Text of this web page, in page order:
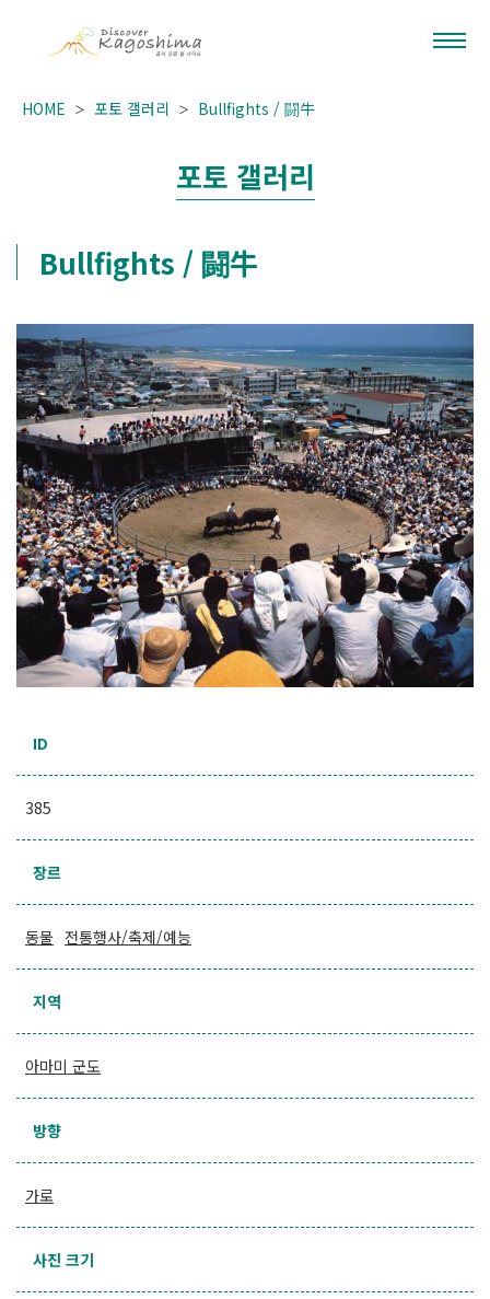
HOME 포토 갤러리 Bullfights / 闘牛
포토 갤러리
Bullfights / 闘牛
ID
385
장르
동물 전통행사/축제/예능
지역
아마미 군도
방향
가로
사진 크기